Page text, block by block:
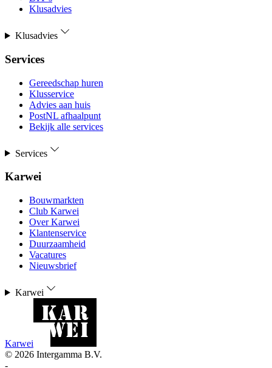
Klusadvies
Klusadvies
Services
Gereedschap huren
Klusservice
Advies aan huis
PostNL afhaalpunt
Bekijk alle services
Services
Karwei
Bouwmarkten
Club Karwei
Over Karwei
Klantenservice
Duurzaamheid
Vacatures
Nieuwsbrief
Karwei
Karwei
© 2026 Intergamma B.V.
-